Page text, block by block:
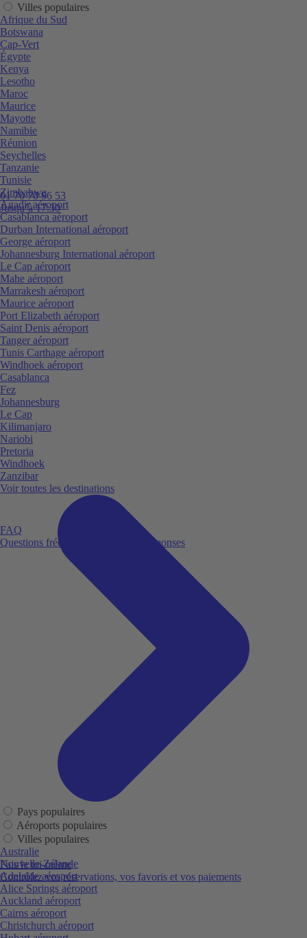
01 70 70 96 53
Jusqu’à 17:30
FAQ
Questions fréquemment posées et réponses
Fais le toi-même
Contrôlez vos réservations, vos favoris et vos paiements
Villes populaires
Afrique du Sud
Botswana
Cap-Vert
Égypte
Kenya
Lesotho
Maroc
Maurice
Mayotte
Namibie
Réunion
Seychelles
Tanzanie
Tunisie
Zimbabwe
Agadir aéroport
Casablanca aéroport
Durban International aéroport
George aéroport
Johannesburg International aéroport
Le Cap aéroport
Mahe aéroport
Marrakesh aéroport
Maurice aéroport
Port Elizabeth aéroport
Saint Denis aéroport
Tanger aéroport
Tunis Carthage aéroport
Windhoek aéroport
Casablanca
Fez
Johannesburg
Le Cap
Kilimanjaro
Nariobi
Pretoria
Windhoek
Zanzibar
Voir toutes les destinations
Pays populaires
Aéroports populaires
Villes populaires
Australie
Nouvelle-Zélande
Adelaide aéroport
Alice Springs aéroport
Auckland aéroport
Cairns aéroport
Christchurch aéroport